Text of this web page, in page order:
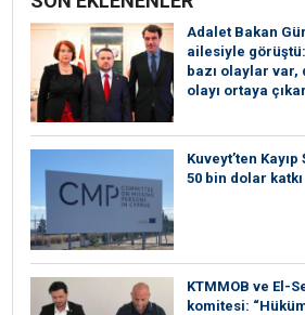
Adalet Bakan
ailesiyle
bazı olaylar
olayı ortaya
Kuveyt’ten
50 bin dolar katkı
KTMMOB ve El-
komitesi: